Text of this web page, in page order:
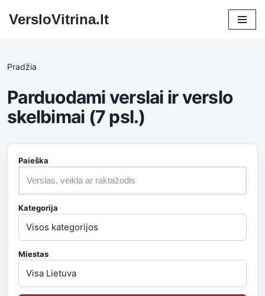
VersloVitrina.lt
Pradžia
Parduodami verslai ir verslo
skelbimai (7 psl.)
Paieška
Kategorija
Miestas